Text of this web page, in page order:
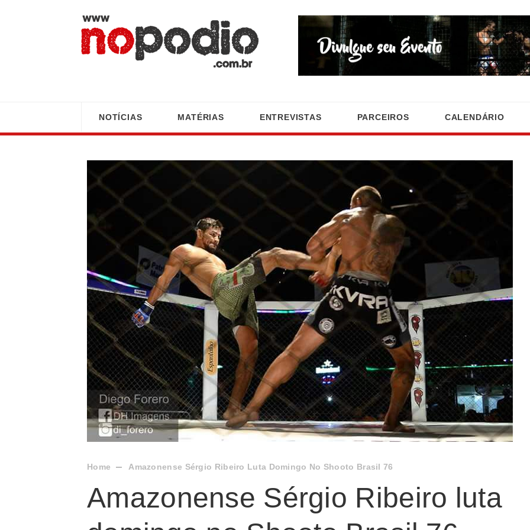
NOTÍCIAS MATÉRIAS ENTREVISTAS PARCEIROS CALENDÁRIO
Home Amazonense Sérgio Ribeiro Luta Domingo No Shooto Brasil 76
Amazonense Sérgio Ribeiro luta